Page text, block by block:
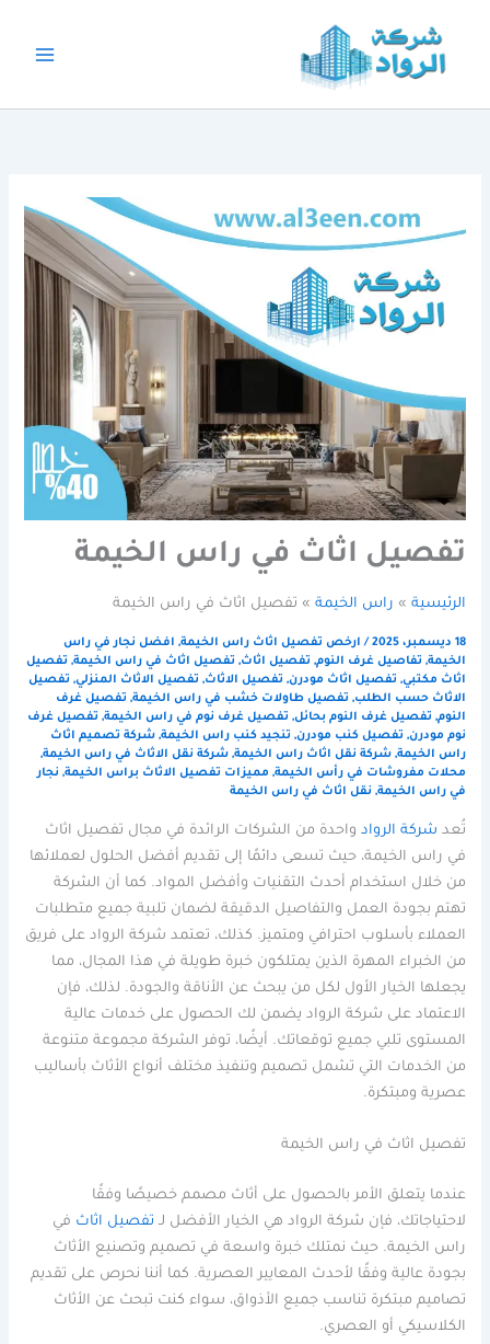
المحتوى
تفصيل اثاث في راس الخيمة
الرئيسية راس الخيمة تفصيل اثاث في راس الخيمة
18 ديسمبر، 2025 / ارخص تفصيل اثاث راس الخيمة, افضل نجار في راس
الخيمة, تفاصيل غرف النوم, تفصيل اثاث, تفصيل اثاث في راس الخيمة, تفصيل
اثاث مكتبي, تفصيل اثاث مودرن, تفصيل الاثاث, تفصيل الاثاث المنزلي, تفصيل
الاثاث حسب الطلب, تفصيل طاولات خشب في راس الخيمة, تفصيل غرف
النوم, تفصيل غرف النوم بحائل, تفصيل غرف نوم في راس الخيمة, تفصيل غرف
نوم مودرن, تفصيل كنب مودرن, تنجيد كنب راس الخيمة,شركة تصميم اثاث
راس الخيمة,شركة نقل اثاث راس الخيمة,شركة نقل الاثاث في راس الخيمة,
محلات مفروشات في رأس الخيمة, مميزات تفصيل الاثاث براس الخيمة, نجار
في راس الخيمة, نقل اثاث في راس الخيمة
تُعد شركة الرواد واحدة من الشركات الرائدة في مجال تفصيل اثاث
في راس الخيمة، حيث تسعى دائمًا إلى تقديم أفضل الحلول لعملائها
من خلال استخدام أحدث التقنيات وأفضل المواد. كما أن الشركة
تهتم بجودة العمل والتفاصيل الدقيقة لضمان تلبية جميع متطلبات
العملاء بأسلوب احترافي ومتميز. كذلك، تعتمد شركة الرواد على فريق
من الخبراء المهرة الذين يمتلكون خبرة طويلة في هذا المجال، مما
يجعلها الخيار الأول لكل من يبحث عن الأناقة والجودة. لذلك، فإن
الاعتماد على شركة الرواد يضمن لك الحصول على خدمات عالية
المستوى تلبي جميع توقعاتك. أيضًا، توفر الشركة مجموعة متنوعة
من الخدمات التي تشمل تصميم وتنفيذ مختلف أنواع الأثاث بأساليب
عصرية ومبتكرة.
تفصيل اثاث في راس الخيمة
عندما يتعلق الأمر بالحصول على أثاث مصمم خصيصًا وفقًا
لاحتياجاتك، فإن شركة الرواد هي الخيار الأفضل لـ تفصيل اثاث في
راس الخيمة. حيث نمتلك خبرة واسعة في تصميم وتصنيع الأثاث
بجودة عالية وفقًا لأحدث المعايير العصرية. كما أننا نحرص على تقديم
تصاميم مبتكرة تناسب جميع الأذواق، سواء كنت تبحث عن الأثاث
الكلاسيكي أو العصري.